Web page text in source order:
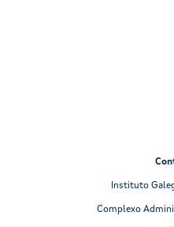
Instituto
Complexo